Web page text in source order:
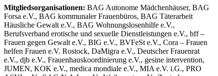
Mitgliedsorganisationen: BAG Autonome Mädchenhäuser, BAG
Forsa e.V., BAG kommunaler Frauenbüros, BAG Täterarbeit
Häusliche Gewalt e.V., BAG Wohnungslosenhilfe e.V.,
Berufsverband erotische und sexuelle Dienstleistungen e.V., bff –
Frauen gegen Gewalt e.V., BIG e.V., BVFeSt e.V., Cora – Frauen
helfen Frauen e.V. Rostock, DaMigra e.V., Deutscher Frauenrat
e.V., djb e.V., Frauenhauskoordinierung e.V., gesine intervention,
JUMEN, KOK e.V., medica mondiale e.V., MIA e.V. i.G., PRO